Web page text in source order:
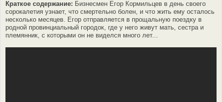
Краткое содержание: Бизнесмен Егор Кормильцев в день своего
сорокалетия узнает, что смертельно болен, и что жить ему осталось
несколько месяцев. Егор отправляется в прощальную поездку в
родной провинциальный городок, где у него живут мать, сестра и
племянник, с которыми он не виделся много лет...